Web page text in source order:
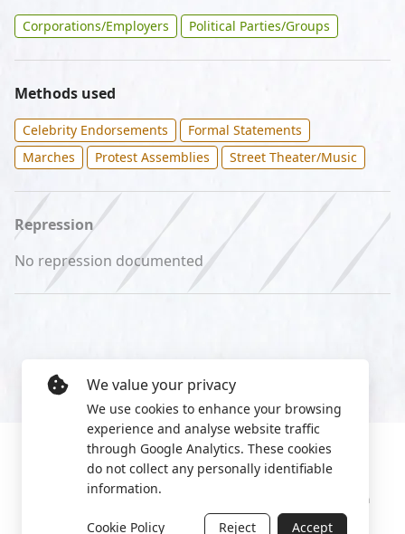
Corporations/Employers Political Parties/Groups
Methods used
Celebrity Endorsements
Formal Statements
Marches
Protest Assemblies Street Theater/Music
Repression
No repression documented
2022 World Protest Platform
We value your privacy
We use cookies to enhance your browsing
experience and analyse website traffic
through Google Analytics. These cookies
do not collect any personally identifiable
information.
Cookie Policy Reject Accept